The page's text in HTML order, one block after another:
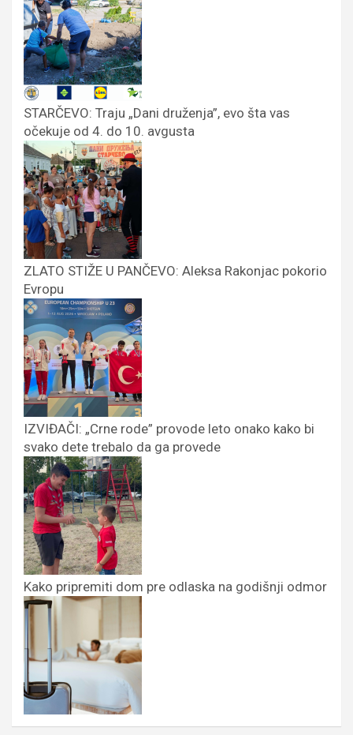
STARČEVO: Traju „Dani druženja”, evo šta vas
očekuje od 4. do 10. avgusta
ZLATO STIŽE U PANČEVO: Aleksa Rakonjac pokorio
Evropu
IZVIĐAČI: „Crne rode” provode leto onako kako bi
svako dete trebalo da ga provede
Kako pripremiti dom pre odlaska na godišnji odmor